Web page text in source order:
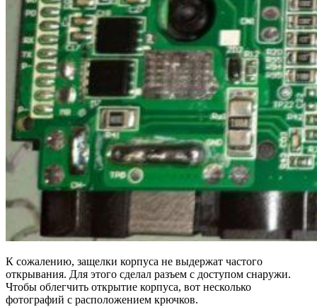
К сожалению, защелки корпуса не выдержат частого
открывания. Для этого сделал разъем с доступом снаружи.
Чтобы облегчить открытие корпуса, вот несколько
фотографий с расположением крючков.